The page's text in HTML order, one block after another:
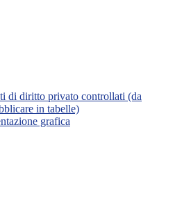
di diritto privato controllati (da
in tabelle)
grafica